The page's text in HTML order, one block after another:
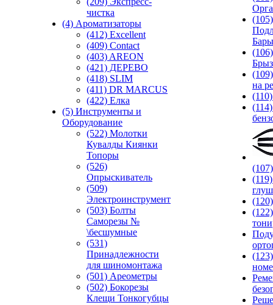
чистка
(4) Ароматизаторы
(412) Excellent
(409) Contact
(403) AREON
(421) ДЕРЕВО
(418) SLIM
(411) DR MARCUS
(422) Елка
(5) Инструменты и
Оборудование
(522) Молотки
Кувалды Киянки
Топоры
(526)
Опрыскиватель
(509)
Электроинструмент
(503) Болты
Саморезы №
\бесшумные
(531)
Принадлежности
для шиномонтажа
(501) Ареометры
(502) Бокорезы
Клещи Тонкогубцы
(105)
Бары
(106)
на